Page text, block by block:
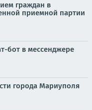
граждан в
приемной партии
бот в мессенджере
города Мариуполя